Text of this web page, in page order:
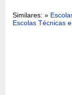
Similares: »
Escolas Técnicas